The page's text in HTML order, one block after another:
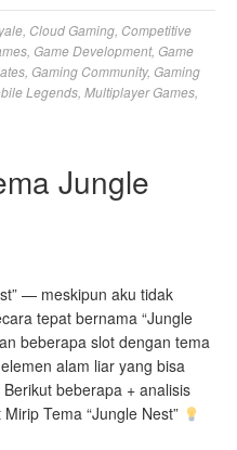
Cloud Gaming Competitive
Game Development, Game
Gaming Community, Gaming
Legends Multiplayer Games
Jungle
— meskipun aku tidak
tepat bernama “Jungle
beberapa slot dengan tema
alam liar yang bisa
beberapa + analisis
Tema “Jungle Nest”